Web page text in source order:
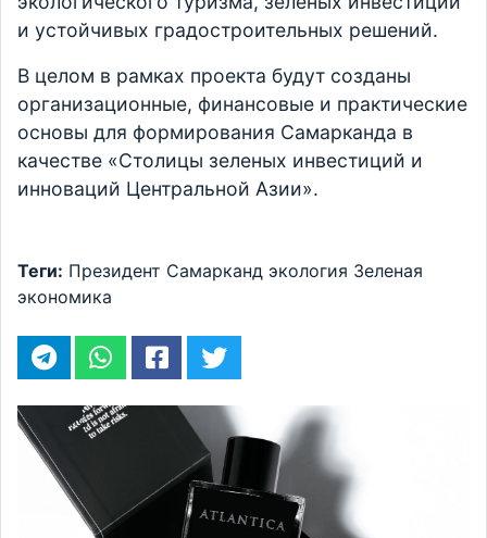
и устойчивых градостроительных решений.
В целом в рамках проекта будут созданы
организационные, финансовые и практические
основы для формирования Самарканда в
качестве «Столицы зеленых инвестиций и
инноваций Центральной Азии».
Теги: Президент Самарканд экология Зеленая
экономика